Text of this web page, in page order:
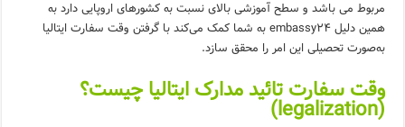
مربوط می باشد و سطح آموزشی بالای نسبت به کشورهای اروپایی دارد به
همین دلیل embassy24 به شما کمک می‌کند با گرفتن وقت سفارت ایتالیا
به‌صورت تحصیلی این امر را محقق سازد.
وقت سفارت تائید مدارک ایتالیا چیست؟
(legalization)